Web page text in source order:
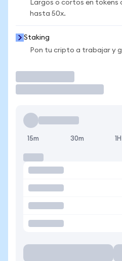
Largos o cortos en tokens
hasta 50x.
Staking
Pon tu cripto a trabajar y
15m 30m 1H